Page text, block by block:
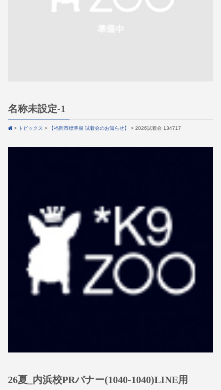
名称未設定-1
> トピックス > 【福岡市標準服 試着会のお知らせ】 > 2026試着会 134717
26夏_内浜校PRバナー(1040-1040)LINE用